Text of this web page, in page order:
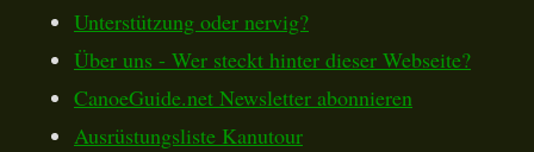
Unterstützung oder nervig?
Über uns - Wer steckt hinter dieser Webseite?
CanoeGuide.net Newsletter abonnieren
Ausrüstungsliste Kanutour